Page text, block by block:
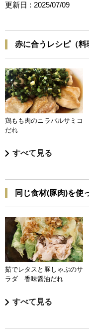
更新日 : 2025/07/09
赤に合うレシピ（料
鶏もも肉のニラバルサミコ
だれ
すべて見る
同じ食材(豚肉)を使
茹でレタスと豚しゃぶのサ
ラダ 香味醤油だれ
すべて見る